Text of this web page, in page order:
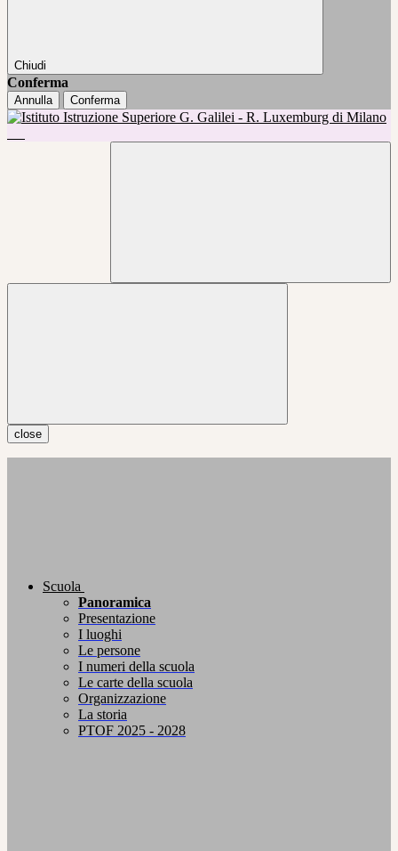
Chiudi
Conferma
Annulla Conferma
close
Scuola
Panoramica
Presentazione
I luoghi
Le persone
I numeri della scuola
Le carte della scuola
Organizzazione
La storia
PTOF 2025 - 2028